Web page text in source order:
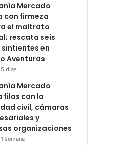
Mercado
con firmeza
el maltrato
rescata seis
sintientes en
Aventuras
días
Mercado
filas con la
civil, cámaras
y
organizaciones
semana